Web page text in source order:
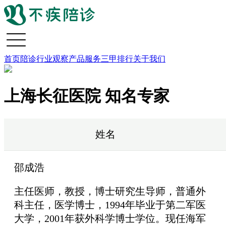
首页陪诊行业观察产品服务三甲排行关于我们
上海长征医院 知名专家
姓名
邵成浩
主任医师，教授，博士研究生导师，普通外
科主任，医学博士，1994年毕业于第二军医
大学，2001年获外科学博士学位。现任海军